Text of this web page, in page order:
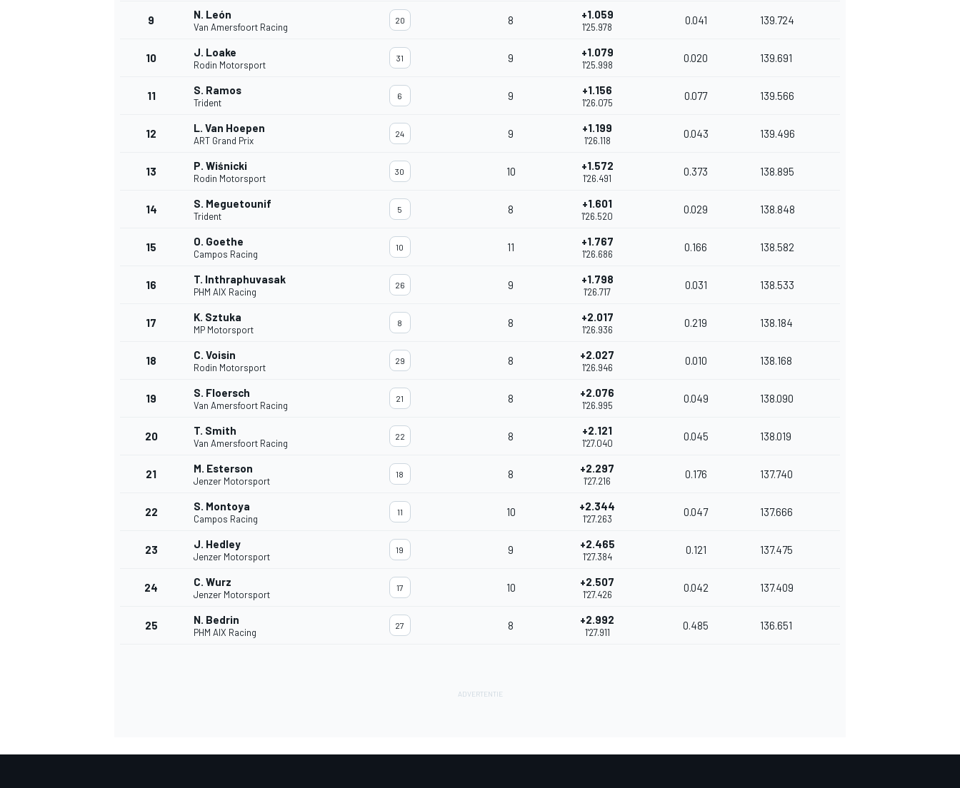
9 N. León
Van Amersfoort Racing
20 8 +1.059
1'25.978
0.041 139.724
10 J. Loake
Rodin Motorsport
31 9 +1.079
1'25.998
0.020 139.691
11 S. Ramos
Trident
6 9 +1.156
1'26.075
0.077 139.566
12 L. Van Hoepen
ART Grand Prix
24 9 +1.199
1'26.118
0.043 139.496
13 P. Wiśnicki
Rodin Motorsport
30 10 +1.572
1'26.491
0.373 138.895
14 S. Meguetounif
Trident
5 8 +1.601
1'26.520
0.029 138.848
15 O. Goethe
Campos Racing
10 11 +1.767
1'26.686
0.166 138.582
16 T. Inthraphuvasak
PHM AIX Racing
26 9 +1.798
1'26.717
0.031 138.533
17 K. Sztuka
MP Motorsport
8 8 +2.017
1'26.936
0.219 138.184
18 C. Voisin
Rodin Motorsport
29 8 +2.027
1'26.946
0.010 138.168
19 S. Floersch
Van Amersfoort Racing
21 8 +2.076
1'26.995
0.049 138.090
20 T. Smith
Van Amersfoort Racing
22 8 +2.121
1'27.040
0.045 138.019
21 M. Esterson
Jenzer Motorsport
18 8 +2.297
1'27.216
0.176 137.740
22 S. Montoya
Campos Racing
11 10 +2.344
1'27.263
0.047 137.666
23 J. Hedley
Jenzer Motorsport
19 9 +2.465
1'27.384
0.121 137.475
24 C. Wurz
Jenzer Motorsport
17 10 +2.507
1'27.426
0.042 137.409
25 N. Bedrin
PHM AIX Racing
27 8 +2.992
1'27.911
0.485 136.651